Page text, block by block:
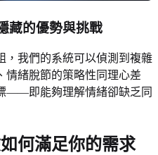
藏的優勢與挑戰
，我們的系統可以偵測到複雜
情緒脫節的策略性同理心差
——即能夠理解情緒卻缺乏同
何滿足你的需求